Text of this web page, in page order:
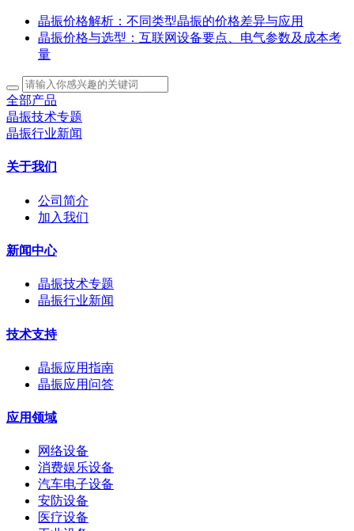
晶振价格解析：不同类型晶振的价格差异与应用
晶振价格与选型：互联网设备要点、电气参数及成本考
量
全部产品
晶振技术专题
晶振行业新闻
关于我们
公司简介
加入我们
新闻中心
晶振技术专题
晶振行业新闻
技术支持
晶振应用指南
晶振应用问答
应用领域
网络设备
消费娱乐设备
汽车电子设备
安防设备
医疗设备